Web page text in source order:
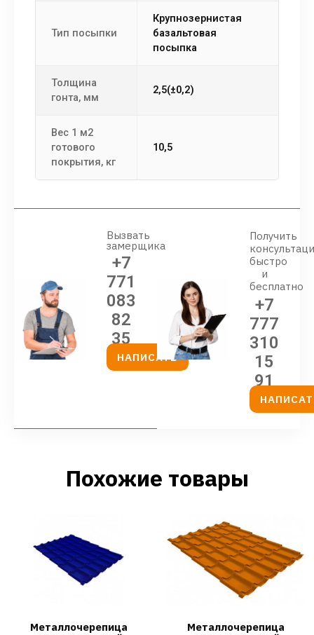
Тип посыпки
крупнозернистая
базальтовая
посыпка
Толщина
гонта, мм
2,5(±0,2)
Вес 1 м2
готового
покрытия, кг
10,5
Вызвать
замерщика
+7
771
083
82
35
НАПИСАТЬ
Получить
быстро
и
бесплатно
+7
777
310
15
91
Похожие товары
Металлочерепица
Металлочерепица